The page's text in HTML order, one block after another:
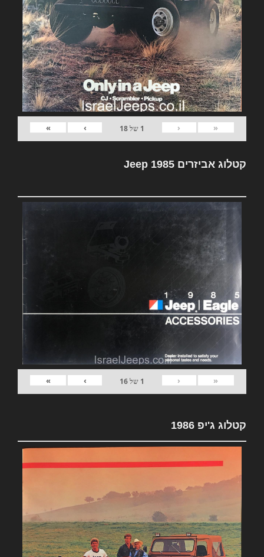
«
‹
1 של18
›
»
קטלוג אביזרים Jeep 1985
«
‹
1 של16
›
»
קטלוג ג'יפ 1986